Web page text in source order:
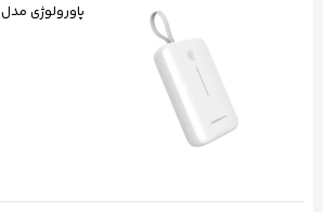
پاورولوژی مدل PPBCHA67